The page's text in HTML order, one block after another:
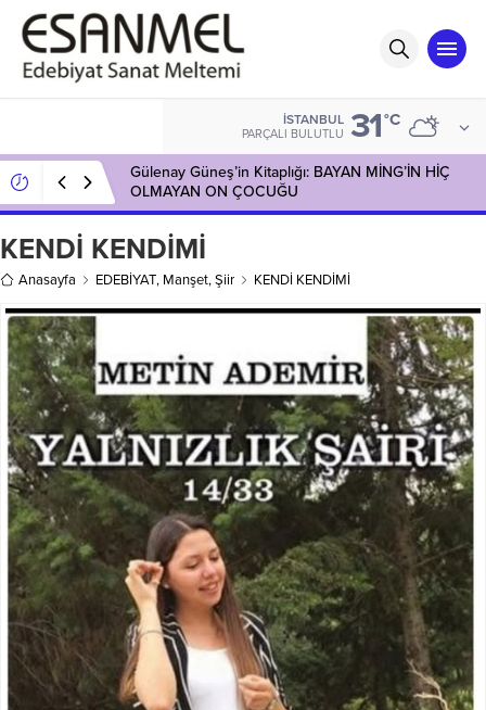
İSTANBUL
PARÇALI BULUTLU 31°C
Gülenay Güneş’in Kitaplığı: BAYAN MİNG’İN HİÇ
OLMAYAN ON ÇOCUĞU
KENDİ KENDİMİ
Anasayfa EDEBİYAT, Manşet,Şiir KENDİ KENDİMİ